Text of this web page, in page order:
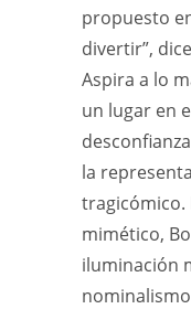
propuesto
divertir”,
Aspira a lo
un lugar en
la
tragicómico.
mimético,
iluminación